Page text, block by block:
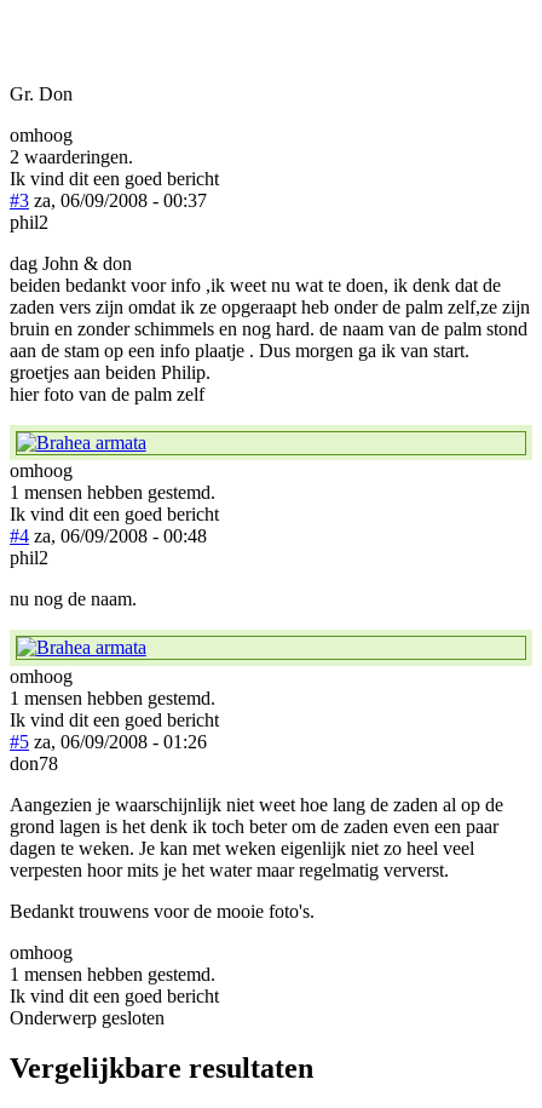
Gr. Don
omhoog
2 waarderingen.
Ik vind dit een goed bericht
#3 za, 06/09/2008 - 00:37
phil2
dag John & don
beiden bedankt voor info ,ik weet nu wat te doen, ik denk dat de
zaden vers zijn omdat ik ze opgeraapt heb onder de palm zelf,ze zijn
bruin en zonder schimmels en nog hard. de naam van de palm stond
aan de stam op een info plaatje . Dus morgen ga ik van start.
groetjes aan beiden Philip.
hier foto van de palm zelf
omhoog
1 mensen hebben gestemd.
Ik vind dit een goed bericht
#4 za, 06/09/2008 - 00:48
phil2
nu nog de naam.
omhoog
1 mensen hebben gestemd.
Ik vind dit een goed bericht
#5 za, 06/09/2008 - 01:26
don78
Aangezien je waarschijnlijk niet weet hoe lang de zaden al op de
grond lagen is het denk ik toch beter om de zaden even een paar
dagen te weken. Je kan met weken eigenlijk niet zo heel veel
verpesten hoor mits je het water maar regelmatig ververst.
Bedankt trouwens voor de mooie foto's.
omhoog
1 mensen hebben gestemd.
Ik vind dit een goed bericht
Onderwerp gesloten
Vergelijkbare resultaten